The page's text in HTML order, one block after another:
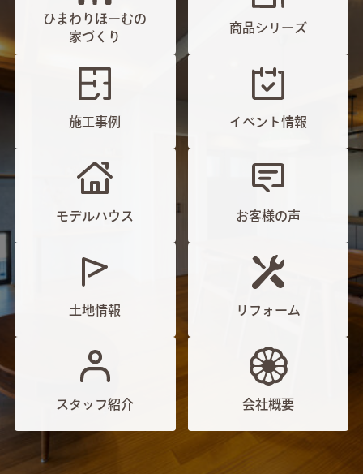
ひまわりほーむの
家づくり
商品シリーズ
施工事例 イベント情報
モデルハウス お客様の声
土地情報 リフォーム
スタッフ紹介 会社概要